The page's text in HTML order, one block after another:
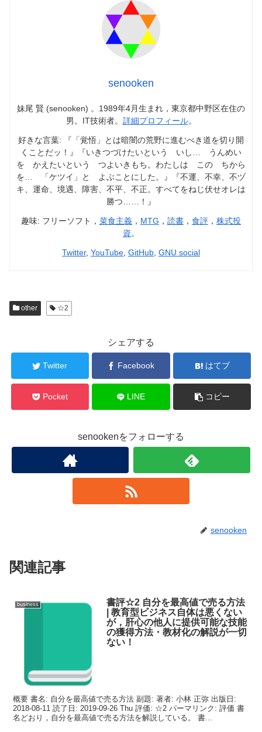
senooken
妹尾 賢 (senooken) 。1989年4月生まれ，東京都中野区在住の
男。IT技術者。 詳細プロフィール。
好きな言葉: 『「覚悟」とは暗闇の荒野に進むべき道を切り開
くことだッ！』『いきつづけたいという いし… うんめい
を かえたいという つよいきもち。わたしは この ちから
を… 「ケツイ」と よぶことにした。』『不運、不幸、不ヅ
キ、運命、境遇、障害、不平、不正。すべてをねじ伏せオレは
勝つ……！』
趣味: フリーソフト， 菜食主義 ， MTG ， 読書 ， 食評 ， 株式投
資。
Twitter, YouTube, GitHub, GNU social
other ☆2
シェアする
Twitter Facebook はてブ
Pocket LINE コピー
senookenをフォローする
senooken
関連記事
business
書評☆2 自分を最高値で売る方法
| 教育型ビジネス自体は悪くない
が，肝心の他人に提供可能な技能
の獲得方法・教材化の解説が一切
ない！
概要 書名: 自分を最高値で売る方法 副題: 著者: 小林 正弥 出版日:
2018-08-11 読了日: 2019-09-26 Thu 評価: ☆2 パーマリンク: 評価 書
名どおり，自分を最高値で売る方法を解説している。 書...